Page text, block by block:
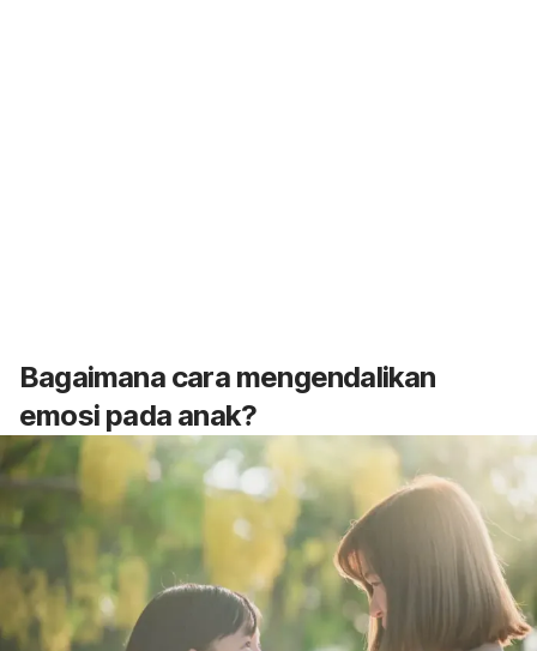
Bagaimana cara mengendalikan
emosi pada anak?